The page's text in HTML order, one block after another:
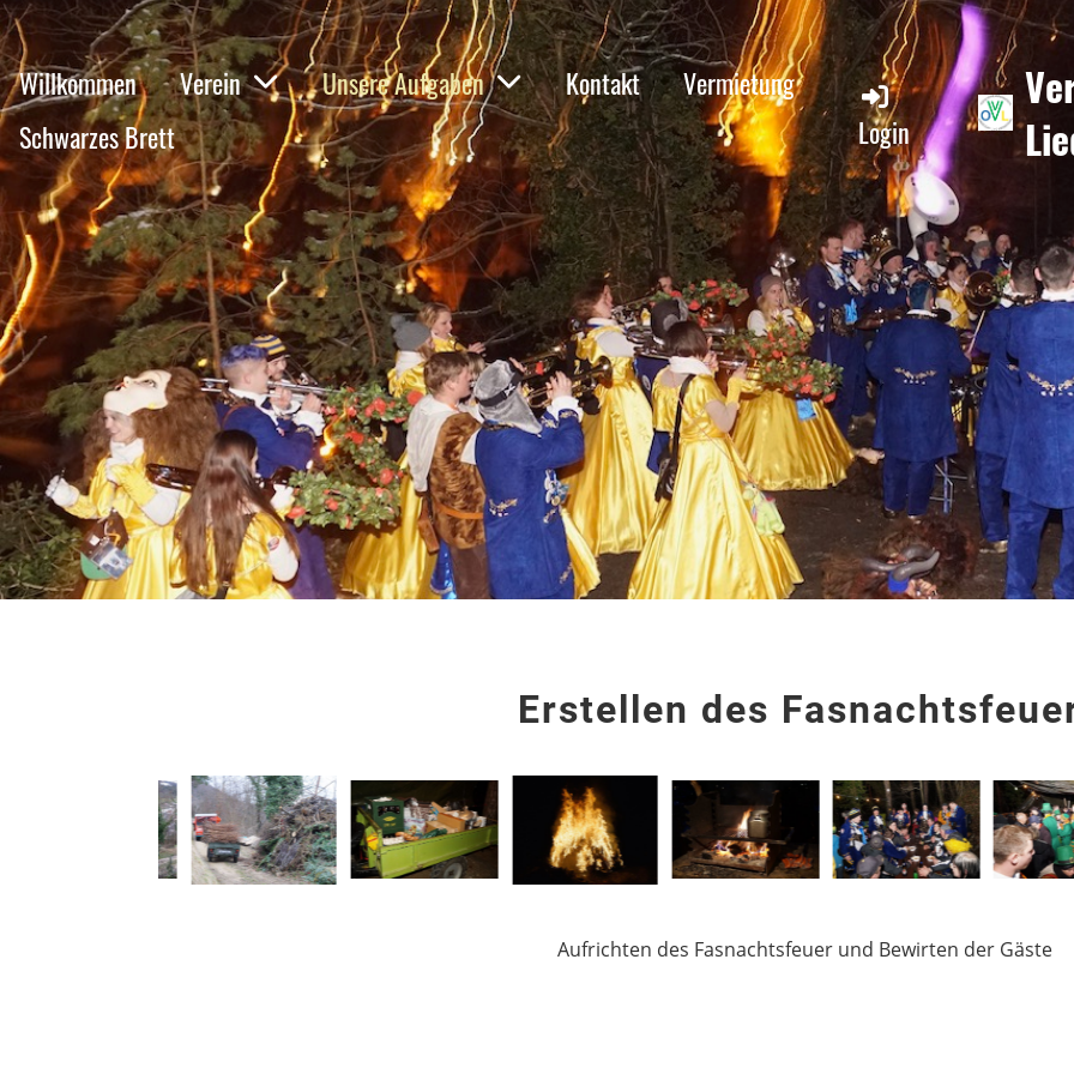
Willkommen Verein Unsere Aufgaben Kontakt
Vermietung
Schwarzes Brett
Login
Erstellen des
Aufrichten des Fasnachtsfeuer und Bewirten der Gäste